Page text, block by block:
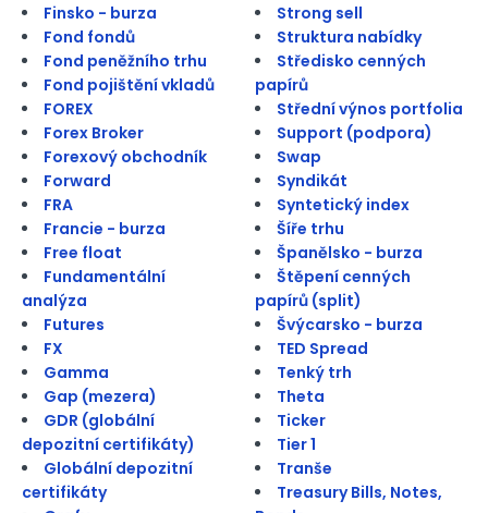
Finsko - burza
Fond fondů
Fond peněžního trhu
Fond pojištění vkladů
FOREX
Forex Broker
Forexový obchodník
Forward
FRA
Francie - burza
Free float
Fundamentální
analýza
Futures
FX
Gamma
Gap (mezera)
GDR (globální
depozitní certifikáty)
Globální depozitní
certifikáty
Strong sell
Struktura nabídky
Středisko cenných
papírů
Střední výnos portfolia
Support (podpora)
Swap
Syndikát
Syntetický index
Šíře trhu
Španělsko - burza
Štěpení cenných
papírů (split)
Švýcarsko - burza
TED Spread
Tenký trh
Theta
Ticker
Tier 1
Tranše
Treasury Bills, Notes,